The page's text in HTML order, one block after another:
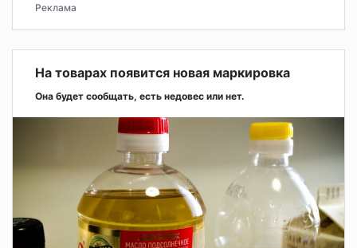
Реклама
На товарах появится новая маркировка
Она будет сообщать, есть недовес или нет.